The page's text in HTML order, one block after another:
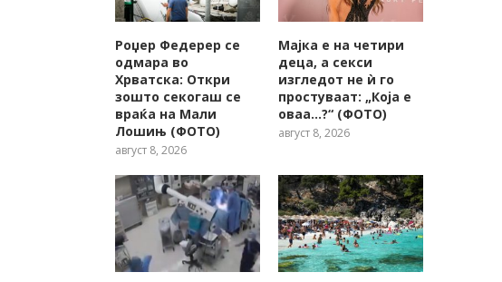
Роџер Федерер се
одмара во
Хрватска: Откри
зошто секогаш се
враќа на Мали
Лошињ (ФОТО)
август 8, 2026
Мајка е на четири
деца, а секси
изгледот не ѝ го
простуваат: „Која е
оваа…?“ (ФОТО)
август 8, 2026